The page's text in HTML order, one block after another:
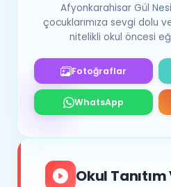
Afyonkarahisar Gül
çocuklarımıza sevgi dolu
nitelikli okul öncesi
Fotoğraflar
WhatsApp
Okul